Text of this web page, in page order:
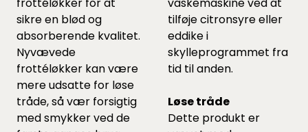
sikre en blød og
absorberende kvalitet.
Nyvævede
frottéløkker kan være
mere udsatte for løse
tråde, så vær forsigtig
med smykker ved de
tilføje citronsyre eller
eddike i
skylleprogrammet fra
tid til anden.
Løse tråde
Dette produkt er